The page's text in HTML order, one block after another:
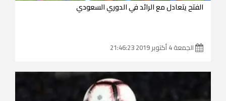
الفتح يتعادل مع الرائد في الدوري السعودي
الجمعة 4 أكتوبر 2019 21:46:23